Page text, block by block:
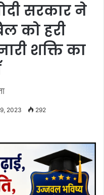
सरकार ने
को हरी
शक्ति का
2023 292